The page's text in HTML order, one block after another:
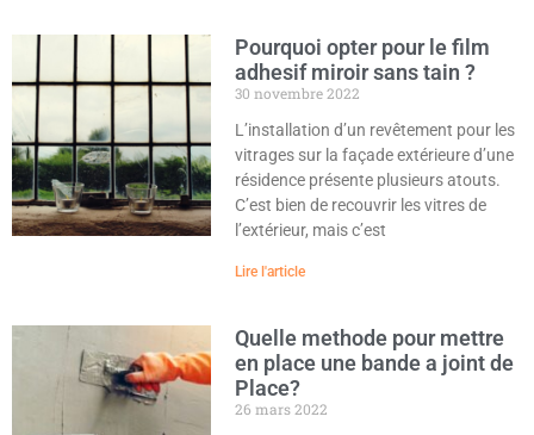
Pourquoi opter pour le film
adhesif miroir sans tain ?
30 novembre 2022
L’installation d’un revêtement pour les
vitrages sur la façade extérieure d’une
résidence présente plusieurs atouts.
C’est bien de recouvrir les vitres de
l’extérieur, mais c’est
Lire l'article
Quelle methode pour mettre
en place une bande a joint de
Place?
26 mars 2022